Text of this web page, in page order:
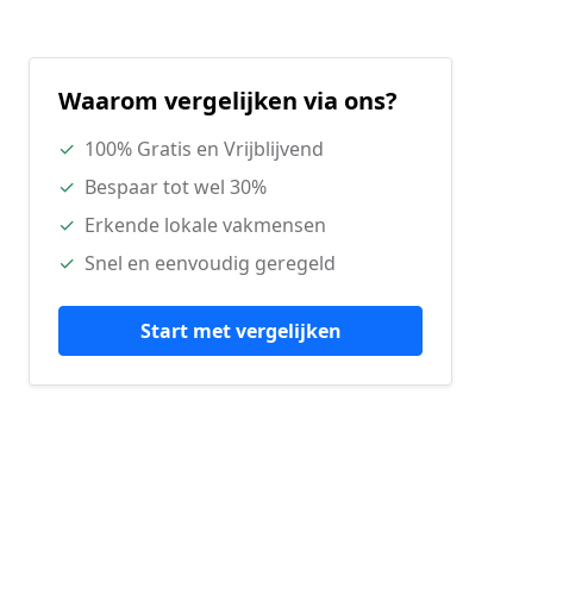
Waarom vergelijken via ons?
✓ 100% Gratis en Vrijblijvend
✓ Bespaar tot wel 30%
✓ Erkende lokale vakmensen
✓ Snel en eenvoudig geregeld
Start met vergelijken